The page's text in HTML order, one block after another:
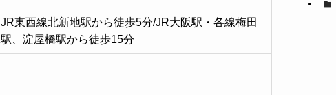
JR東西線北新地駅から徒歩5分/JR大阪駅・各線梅田
駅、淀屋橋駅から徒歩15分